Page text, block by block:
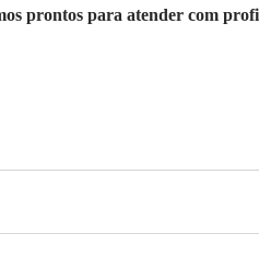
prontos para atender com